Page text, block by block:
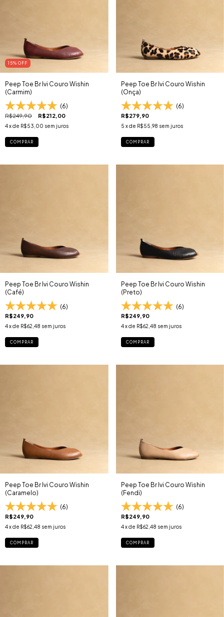
15% OFF
Peep Toe Br Ivi Couro Wishin
(Carmim)
(6)
R$249,90 R$212,00
4x de R$53,00 sem juros
COMPRAR
Peep Toe Br Ivi Couro Wishin
(Onça)
(6)
R$279,90
5 x de R$55,98 sem juros
COMPRAR
Peep Toe Br Ivi Couro Wishin
(Café)
(6)
R$249,90
4x de R$62,48 sem juros
COMPRAR
Peep Toe Br Ivi Couro Wishin
(Preto)
(6)
R$249,90
4 x de R$62,48 sem juros
COMPRAR
Peep Toe Br Ivi Couro Wishin
(Caramelo)
(6)
R$249,90
4x de R$62,48 sem juros
COMPRAR
Peep Toe Br Ivi Couro Wishin
(Fendi)
(6)
R$249,90
4 x de R$62,48 sem juros
COMPRAR